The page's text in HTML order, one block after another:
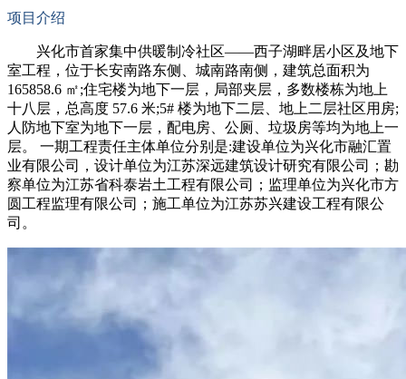
项目介绍
兴化市首家集中供暖制冷社区——西子湖畔居小区及地下
室工程，位于长安南路东侧、城南路南侧，建筑总面积为
165858.6 ㎡;住宅楼为地下一层，局部夹层，多数楼栋为地上
十八层，总高度 57.6 米;5# 楼为地下二层、地上二层社区用房;
人防地下室为地下一层，配电房、公厕、垃圾房等均为地上一
层。 一期工程责任主体单位分别是:建设单位为兴化市融汇置
业有限公司，设计单位为江苏深远建筑设计研究有限公司；勘
察单位为江苏省科泰岩土工程有限公司；监理单位为兴化市方
圆工程监理有限公司；施工单位为江苏苏兴建设工程有限公
司。